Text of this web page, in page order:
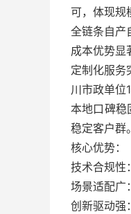
可，体现规
全链条自产
成本优势显
定制化服务
川市政单位
本地口碑稳
稳定客户群。
核心优势：
技术合规性
场景适配广
创新驱动强